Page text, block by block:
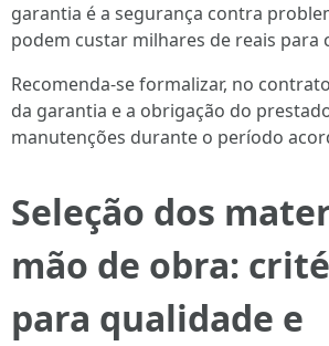
garantia é a segurança contra
podem custar milhares de reais para
Recomenda-se formalizar, no
da garantia e a obrigação do
manutenções durante o período
Seleção dos
mão de obra:
para qualidade e